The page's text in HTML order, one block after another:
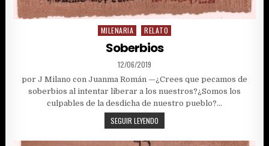
Posted
MILENARIA RELATO
Soberbios
PUBLISHED
DATE:
12/06/2019
por J Milano con Juanma Román —¿Crees que pecamos de
soberbios al intentar liberar a los nuestros?¿Somos los
culpables de la desdicha de nuestro pueblo?…
SEGUIR LEYENDO